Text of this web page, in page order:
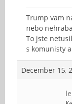
Trump vam
nebo
To jste
s komunisty
December 15,